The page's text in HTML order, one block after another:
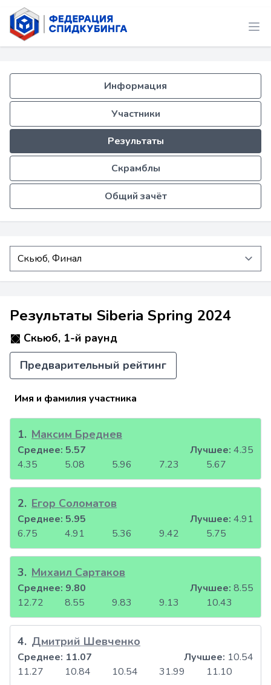
Информация
Участники
Результаты
Скрамблы
Общий зачёт
Результаты Siberia Spring 2024
Скьюб, 1-й раунд
Предварительный рейтинг
Имя и фамилия участника
1. Максим Бреднев
4.35 5.08 5.96 7.23 5.67
Среднее: 5.57 Лучшее: 4.35
2. Егор Соломатов
6.75 4.91 5.36 9.42 5.75
Среднее: 5.95 Лучшее: 4.91
3. Михаил Сартаков
12.72 8.55 9.83 9.13 10.43
Среднее: 9.80 Лучшее: 8.55
4. Дмитрий Шевченко
11.27 10.84 10.54 31.99 11.10
Среднее: 11.07 Лучшее: 10.54